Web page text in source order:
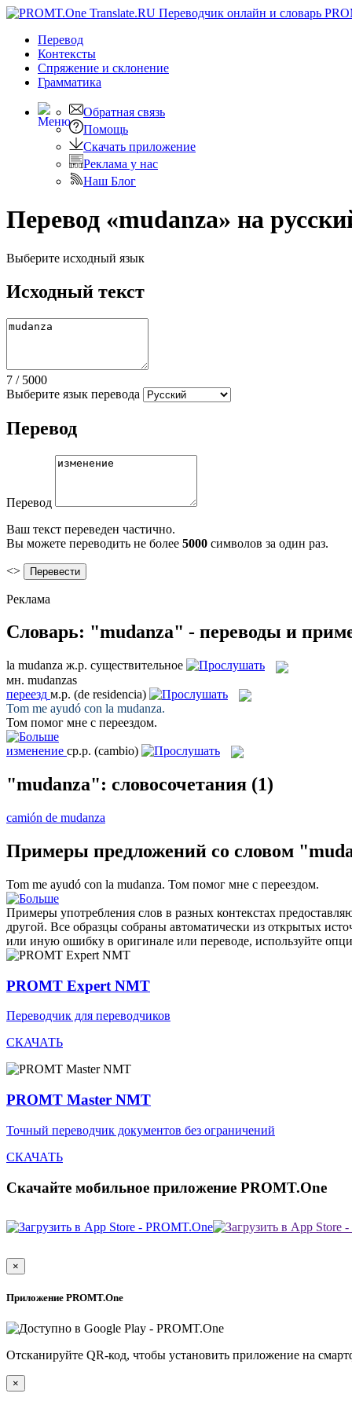
Перевод
Контексты
Спряжение и склонение
Грамматика
Обратная связь
Помощь
Скачать приложение
Реклама у нас
Наш Блог
Перевод «mudanza» на
Выберите исходный язык
Исходный текст
7 / 5000
Выберите язык перевода
Перевод
Перевод
Ваш текст переведен частично.
Вы можете переводить не более 5000 символов за один раз.
<>
Реклама
Словарь: "mudanza" - переводы и
la mudanza ж.р. существительное
мн. mudanzas
переезд м.р. (de residencia)
Tom me ayudó con la mudanza.
Том помог мне с переездом.
изменение ср.р. (cambio)
"mudanza": словосочетания (1)
camión de mudanza
Примеры предложений со словом
Tom me ayudó con la mudanza. Том помог мне с переездом.
Примеры употребления слов в разных контекстах
другой. Все образцы собраны автоматически из открытых
или иную ошибку в оригинале или переводе, используйте
PROMT Expert NMT
Переводчик для переводчиков
СКАЧАТЬ
PROMT Master NMT
Точный переводчик документов без ограничений
СКАЧАТЬ
Скачайте мобильное приложение PROMT.One
×
Приложение PROMT.One
Отсканируйте QR-код, чтобы установить приложение на
×